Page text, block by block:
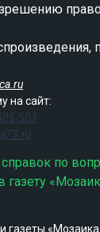
на сайт:
503
по
газету
газеты